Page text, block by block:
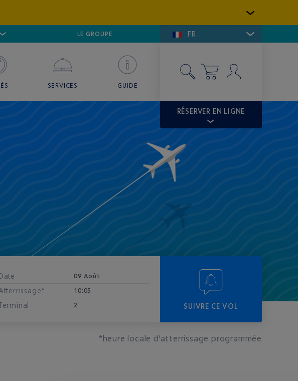
GOLFE DE SAINT-TROPEZ
LE GROUPE FR
SERVICES GUIDE
RÉSERVER EN LIGNE
09 Août
10:05
2 SUIVRE CE VOL
*heure locale d'atterrissage programmée